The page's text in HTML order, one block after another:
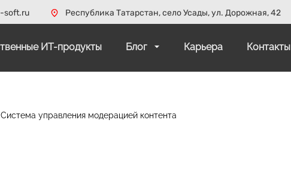
soft.ru Республика Татарстан, село Усады, ул. Дорожная, 42
ИТ-продукты Блог Карьера Контакты
Система управления модерацией контента